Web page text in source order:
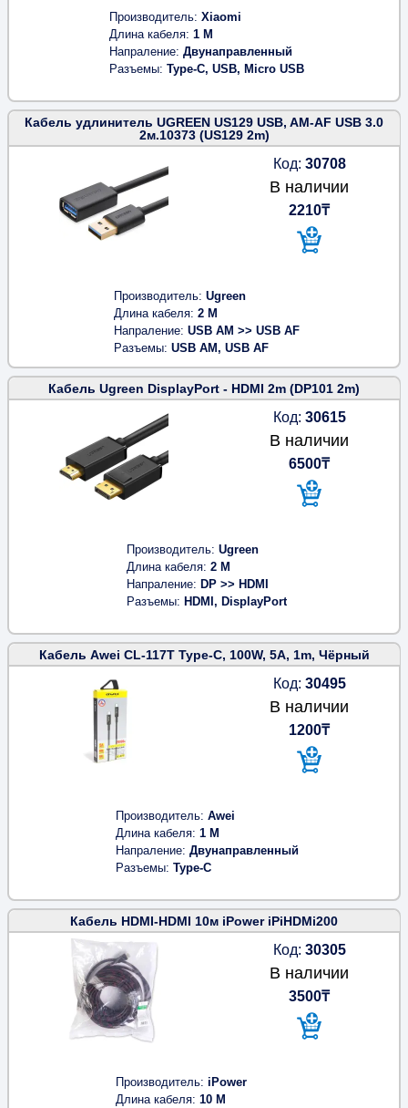
Производитель Xiaomi
Длина кабеля 1 M
Напраление Двунаправленный
Разъемы Type-C, USB, Micro USB
Кабель удлинитель UGREEN US129 USB, AM-AF USB 3.0
2м.10373 (US129 2m)
Код: 30708
В наличии
2210₸
Производитель Ugreen
Длина кабеля 2 M
Напраление USB AM >> USB AF
Разъемы USB AM, USB AF
Кабель Ugreen DisplayPort - HDMI 2m (DP101 2m)
Код: 30615
В наличии
6500₸
Производитель Ugreen
Длина кабеля 2 M
Напраление
DP >> HDMI
Разъемы
HDMI, DisplayPort
Кабель Awei CL-117T Type-C, 100W, 5A, 1m, Чёрный
Код: 30495
В наличии
1200₸
Производитель Awei
Длина кабеля 1 M
Напраление Двунаправленный
Разъемы Type-C
Кабель HDMI-HDMI 10м iPower iPiHDMi200
Код: 30305
В наличии
3500₸
Производитель iPower
Длина кабеля 10 M